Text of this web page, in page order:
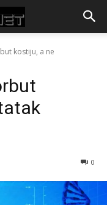
kostiju, a ne
0